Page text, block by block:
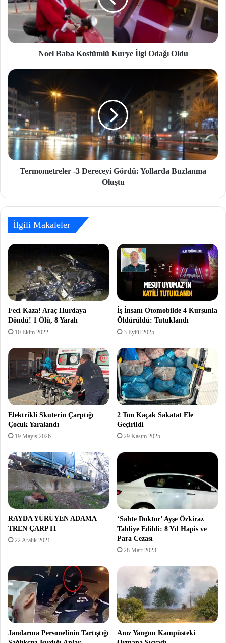
Noel Baba Kostümlü Kurye İlgi Odağı Oldu
Termometreler -3 Dereceyi Gördü: Yollarda Buzlanma
Oluştu
İlgili Makaleler
Feci Kaza! Araç Hurdaya
Döndü! 1 Ölü, 8 Yaralı
10 Ekim 2022
İş İnsanı Otomobilde 4 Kurşunla
Öldürüldü: Tutuklandı
3 Eylül 2025
Elektrikli Skuterin Çarptığı
Çocuk Yaralandı
19 Mayıs 2026
2 Ton Kaçak Sakatat Ele
Geçirildi
29 Kasım 2025
RAYDA YÜRÜYEN ADAMA
TREN ÇARPTI
22 Aralık 2021
‘Sahte Doktor’ Ayşe Özkiraz
Tahliye Edildi: 8 Yıl Hapis ve
Para Cezası
28 Mart 2023
Jandarma Personelinin Tartıştığı
Anız Yangını Kampüsteki